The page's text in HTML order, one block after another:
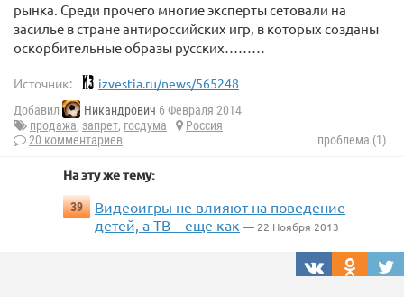
рынка. Среди прочего многие эксперты сетовали на
засилье в стране антироссийских игр, в которых созданы
оскорбительные образы русских………
Источник: izvestia.ru/news/565248
Добавил Никандрович 6 Февраля 2014
продажа, запрет, госдума
Россия
20 комментариев
проблема (1)
На эту же тему:
39
Видеоигры не влияют на поведение
детей, а ТВ – еще как — 22 Ноября 2013